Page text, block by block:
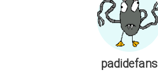
padidefans